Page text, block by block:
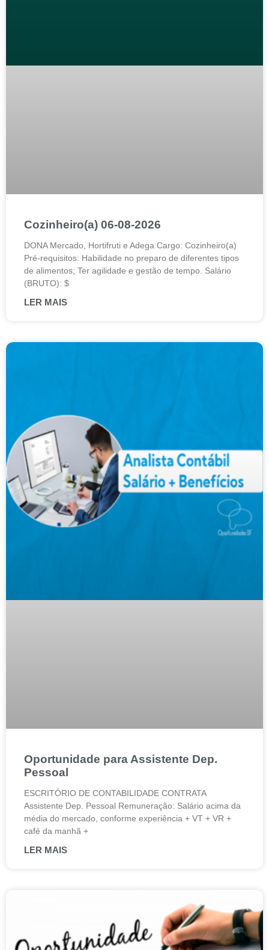
Cozinheiro(a) 06-08-2026
DONA Mercado, Hortifruti e Adega Cargo: Cozinheiro(a)
Pré-requisitos: Habilidade no preparo de diferentes tipos
de alimentos; Ter agilidade e gestão de tempo. Salário
(BRUTO): $
LER MAIS
Oportunidade para Assistente Dep.
Pessoal
ESCRITÓRIO DE CONTABILIDADE CONTRATA
Assistente Dep. Pessoal Remuneração: Salário acima da
média do mercado, conforme experiência + VT + VR +
café da manhã +
LER MAIS